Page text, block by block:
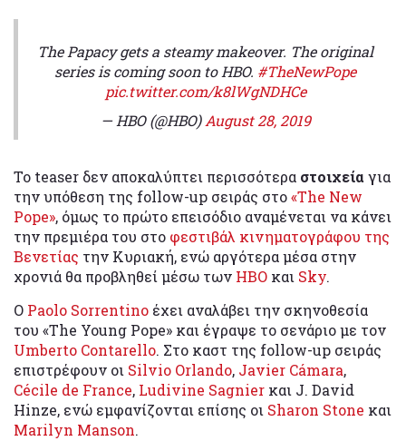
The Papacy gets a steamy makeover. The original
series is coming soon to HBO. #TheNewPope
pic.twitter.com/k8lWgNDHCe
— HBO (@HBO)August 28, 2019
Το teaser δεν αποκαλύπτει περισσότερα στοιχείαγια
την υπόθεση της follow-up σειράς στο«The New
Pope», όμως το πρώτο επεισόδιο αναμένεται να κάνει
την πρεμιέρα του στο φεστιβάλ κινηματογράφου της
Βενετίας την Κυριακή, ενώ αργότερα μέσα στην
χρονιά θα προβληθεί μέσω των ΗΒΟ και Sky.
Ο Paolo Sorrentino έχει αναλάβει την σκηνοθεσία
του «The Young Pope» και έγραψε το σενάριο με τον
Umberto Contarello. Στο καστ της follow-up σειράς
επιστρέφουν οι Silvio Orlando, Javier Cámara,
Cécile de France, Ludivine Sagnier και J. David
Hinze, ενώ εμφανίζονται επίσης οι Sharon Stone και
Marilyn Manson.